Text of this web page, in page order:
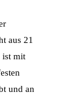
aus 21
ist mit
und an